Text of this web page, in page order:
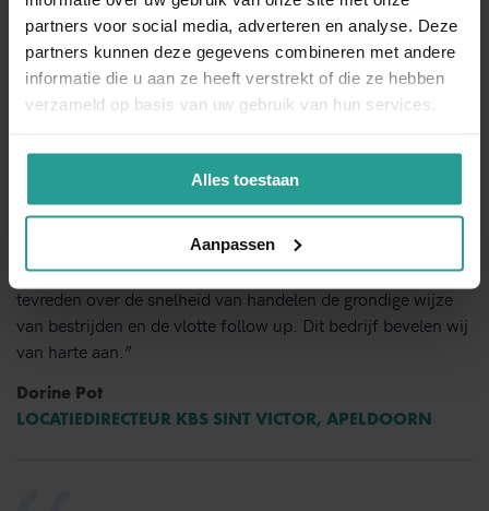
partners voor social media, adverteren en analyse. Deze
partners kunnen deze gegevens combineren met andere
informatie die u aan ze heeft verstrekt of die ze hebben
verzameld op basis van uw gebruik van hun services.
Alles toestaan
Aanpassen
Binnen 1 werkdag antwoord
Dit zeggen opdrachtgevers over Kinnef
“Kinnef Plaagdiermanagement heeft bij ons op en adequate
manier de ongedierte bestrijding uitgevoerd. Wij zijn zeer
tevreden over de snelheid van handelen de grondige wijze
van bestrijden en de vlotte follow up. Dit bedrijf bevelen wij
van harte aan.”
Dorine Pot
LOCATIEDIRECTEUR KBS SINT VICTOR, APELDOORN